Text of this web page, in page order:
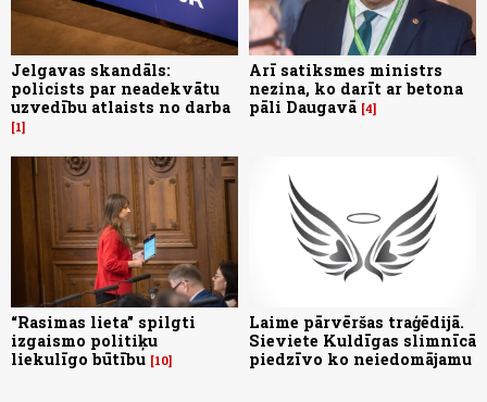
Jelgavas skandāls:
policists par neadekvātu
uzvedību atlaists no darba
1
Arī satiksmes ministrs
nezina, ko darīt ar betona
pāli Daugavā 4
“Rasimas lieta” spilgti
izgaismo politiķu
liekulīgo būtību 10
Laime pārvēršas traģēdijā.
Sieviete Kuldīgas slimnīcā
piedzīvo ko neiedomājamu